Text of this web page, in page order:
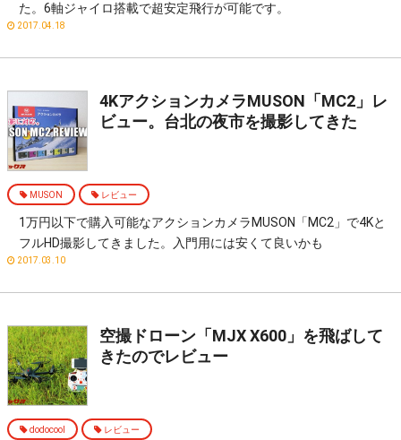
た。6軸ジャイロ搭載で超安定飛行が可能です。
2017.04.18
4KアクションカメラMUSON「MC2」レ
ビュー。台北の夜市を撮影してきた
MUSON レビュー
1万円以下で購入可能なアクションカメラMUSON「MC2」で4Kと
フルHD撮影してきました。入門用には安くて良いかも
2017.03.10
空撮ドローン「MJX X600」を飛ばして
きたのでレビュー
dodocool レビュー